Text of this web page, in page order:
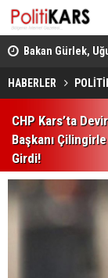
Bakan Gürlek,
Cinayet Tüm
HABERLER
CHP Kars’ta
Başkanı
Girdi!